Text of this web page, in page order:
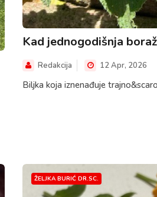
Kad jednogodišnja
Redakcija 12 Apr, 2026
Biljka koja iznenađuje
ŽELJKA BURIĆ DR.SC.